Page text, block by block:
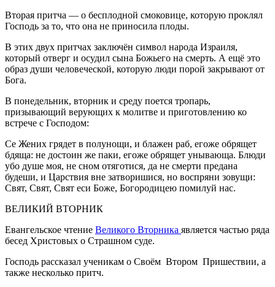
Вторая притча — о бесплодной смоковице, которую проклял
Господь за то, что она не приносила плоды.
В этих двух притчах заключён символ народа Израиля,
который отверг и осудил сына Божьего на смерть. А ещё это
образ души человеческой, которую люди порой закрывают от
Бога.
В понедельник, вторник и среду поется тропарь,
призывающий верующих к молитве и приготовлению ко
встрече с Господом:
Се Жених грядет в полунощи, и блажен раб, егоже обрящет
бдяща: не достоин же паки, егоже обрящет унывающа. Блюди
убо душе моя, не сном отяготися, да не смерти предана
будеши, и Царствия вне затворишися, но воспряни зовущи:
Свят, Свят, Свят еси Боже, Богородицею помилуй нас.
ВЕЛИКИЙ ВТОРНИК
Евангельское чтение Великого Вторника является частью ряда
бесед Христовых о Страшном суде.
Господь рассказал ученикам о Своём Втором Пришествии, а
также несколько притч.